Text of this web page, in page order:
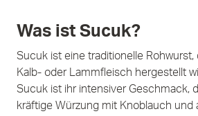
Was ist Sucuk?
Sucuk ist eine traditionelle Rohwurst,
Kalb- oder Lammfleisch hergestellt
Sucuk ist ihr intensiver Geschmack,
kräftige Würzung mit Knoblauch und